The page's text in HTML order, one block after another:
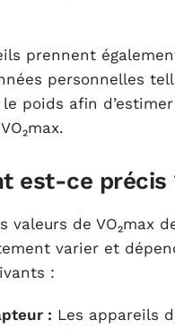
prennent
personnelles
le poids afin
est-ce précis
valeurs de VO₂max
varier et
:
: Les appareils